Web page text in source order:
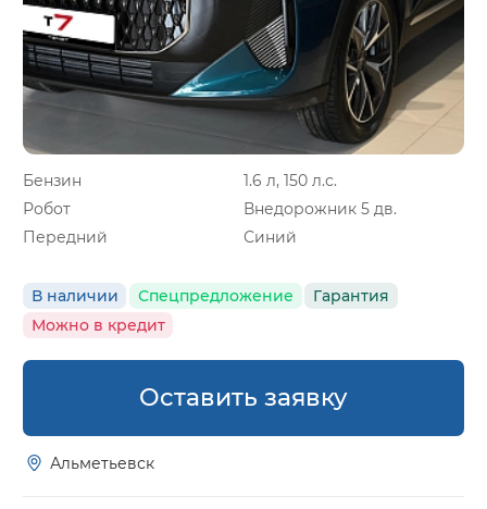
Бензин
1.6 л, 150 л.с.
Робот
Внедорожник 5 дв.
Передний
Синий
В наличии Спецпредложение
Гарантия
Можно в кредит
Оставить заявку
Альметьевск